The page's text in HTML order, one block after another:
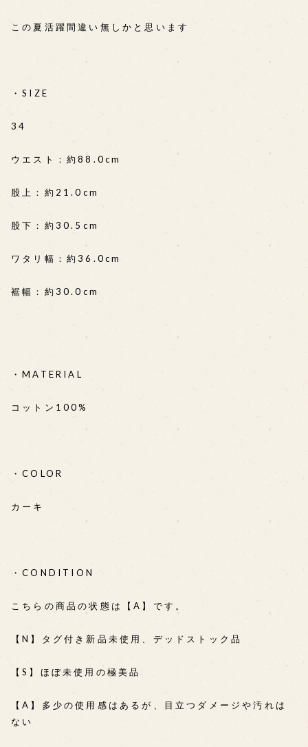
この夏活躍間違い無しかと思います
・SIZE
34
ウエスト：約88.0cm
股上：約21.0cm
股下：約30.5cm
ワタリ幅：約36.0cm
裾幅：約30.0cm
・MATERIAL
コットン100%
・COLOR
カーキ
・CONDITION
こちらの商品の状態は【A】です。
【N】タグ付き新品未使用、デッドストック品
【S】ほぼ未使用の極美品
【A】多少の使用感はあるが、目立つダメージや汚れは
ない